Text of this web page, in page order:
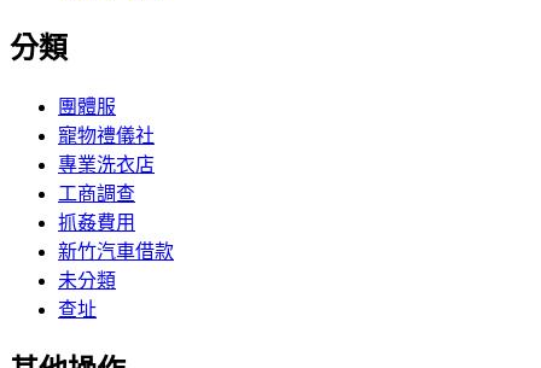
分類
團體服
寵物禮儀社
專業洗衣店
工商調查
抓姦費用
新竹汽車借款
未分類
查址